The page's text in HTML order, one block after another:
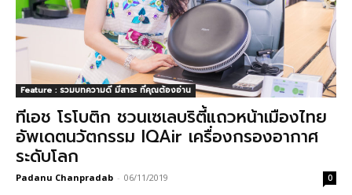
Feature : รวมบทความดี มีสาระ ที่คุณต้องอ่าน
ทีเอช โรโบติก ชวนเซเลบริตี้แถวหน้าเมืองไทย
อัพเดตนวัตกรรม IQAir เครื่องกรองอากาศ
ระดับโลก
Padanu Chanpradab - 06/11/2019 0